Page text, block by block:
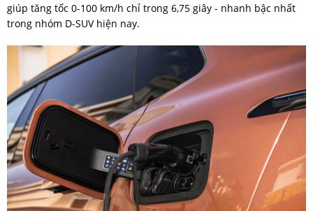
giúp tăng tốc 0-100 km/h chỉ trong 6,75 giây - nhanh bậc nhất
trong nhóm D-SUV hiện nay.